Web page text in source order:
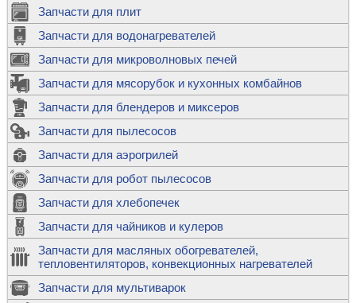
Запчасти для плит
Запчасти для водонагревателей
Запчасти для микроволновых печей
Запчасти для мясорубок и кухонных комбайнов
Запчасти для блендеров и миксеров
Запчасти для пылесосов
Запчасти для аэрогрилей
Запчасти для робот пылесосов
Запчасти для хлебопечек
Запчасти для чайников и кулеров
Запчасти для масляных обогревателей,
тепловентиляторов, конвекционных нагревателей
Запчасти для мультиварок